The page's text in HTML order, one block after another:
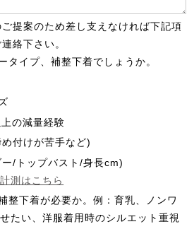
提案のため差し支えなければ下記項
絡下さい。
タイプ、補整下着でしょうか。
の減量経験
め付けが苦手など)
ー/トップバスト/身長cm)
測はこちら
整下着が必要か。例：育乳、ノンワ
たい、洋服着用時のシルエット重視